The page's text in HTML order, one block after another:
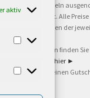
aktiv
Inseln
Verkauf an privat. Alle
Warenzeichen der
finden Sie
hier ►
unsere allgemeinen